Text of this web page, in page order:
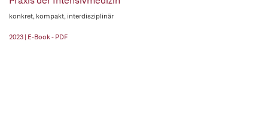
konkret, kompakt, interdisziplinär
2023 | E-Book - PDF